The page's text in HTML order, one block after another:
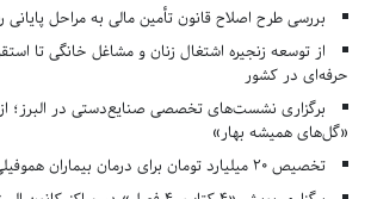
بررسی طرح اصلاح قانون تأمین مالی به مراحل پایانی
از توسعه زنجیره اشتغال زنان و مشاغل خانگی تا
حرفه‌ای در کشور
برگزاری نشست‌های تخصصی صنایع‌دستی در البرز؛
«گل‌های همیشه بهار»
تخصیص ۲۰ میلیارد تومان برای درمان بیماران هموفیلی